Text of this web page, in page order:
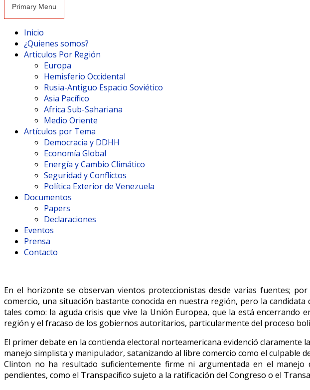
Primary Menu
Inicio
¿Quienes somos?
Articulos Por Región
Europa
Hemisferio Occidental
Rusia-Antiguo Espacio Soviético
Asia Pacífico
Africa Sub-Sahariana
Medio Oriente
Artículos por Tema
Democracia y DDHH
Economía Global
Energía y Cambio Climático
Seguridad y Conflictos
Política Exterior de Venezuela
Documentos
Papers
Declaraciones
Eventos
Prensa
Contacto
En el horizonte se observan vientos proteccionistas desde varias fuentes;
comercio, una situación bastante conocida en nuestra región, pero la
tales como: la aguda crisis que vive la Unión Europea, que la está encerrando
región y el fracaso de los gobiernos autoritarios, particularmente del proceso
El primer debate en la contienda electoral norteamericana evidenció claramente
manejo simplista y manipulador, satanizando al libre comercio como el culpable
Clinton no ha resultado suficientemente firme ni argumentada en el
pendientes, como el Transpacífico sujeto a la ratificación del Congreso o el